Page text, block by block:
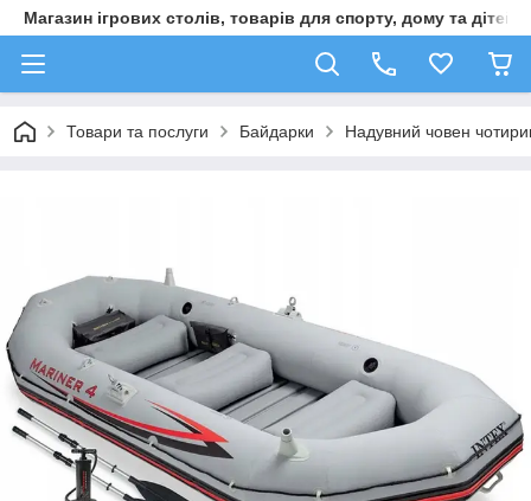
Магазин ігрових столів, товарів для спорту, дому та дітей
Товари та послуги Байдарки Надувний човен